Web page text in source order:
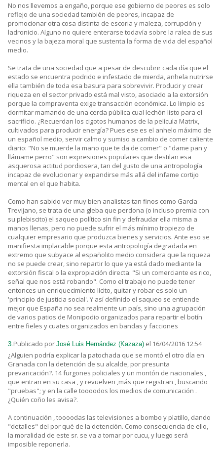
No nos llevemos a engaño, porque ese gobierno de peores es solo
reflejo de una sociedad también de peores, incapaz de
promocionar otra cosa distinta de escoria y maleza, corrupción y
ladronicio. Alguno no quiere enterarse todavía sobre la ralea de sus
vecinos y la bajeza moral que sustenta la forma de vida del español
medio.
Se trata de una sociedad que a pesar de descubrir cada día que el
estado se encuentra podrido e infestado de mierda, anhela nutrirse
ella también de toda esa basura para sobrevivir. Producir y crear
riqueza en el sector privado está mal visto, asociado a la extorsión
porque la compraventa exige transacción económica. Lo limpio es
dormitar mamando de una cerda pública cual lechón listo para el
sacrificio. ¿Recuerdan los cigotos humanos de la película Matrix,
cultivados para producir energía? Pues ese es el anhelo máximo de
un español medio, servir calmo y sumiso a cambio de comer caliente
diario: "No se muerde la mano que te da de comer" o "dame pan y
llámame perro" son expresiones populares que destilan esa
asquerosa actitud pordiosera, tan del gusto de una antropología
incapaz de evolucionar y expandirse más allá del infame cortijo
mental en el que habita.
Como han sabido ver muy bien analistas tan finos como García-
Trevijano, se trata de una gleba que perdona (o incluso premia con
su plebiscito) el saqueo político sin fin y defraudar ella misma a
manos llenas, pero no puede sufrir el más mínimo tropiezo de
cualquier empresario que produzca bienes y servicios. Ante eso se
manifiesta implacable porque esta antropología degradada en
extremo que subyace al españolito medio considera que la riqueza
no se puede crear, sino repartir lo que ya está dado mediante la
extorsión fiscal o la expropiación directa: "Si un comerciante es rico,
señal que nos está robando". Como el trabajo no puede tener
entonces un enriquecimiento lícito, quitar y robar es solo un
'principio de justicia social'. Y así definido el saqueo se entiende
mejor que España no sea realmente un país, sino una agrupación
de varios patios de Monipodio organizados para repartir el botín
entre fieles y cuates organizados en bandas y facciones
3. Publicado por José Luis Hernández (Kazaza) el 16/04/2016 12:54
¿Alguien podría explicar la patochada que se montó el otro día en
Granada con la detención de su alcalde, por presunta
prevaricación?. 14 furgones policiales y un montón de nacionales ,
que entran en su casa , y revuelven ,más que registran , buscando
"pruebas"; y en la calle toooodos los medios de comunicación .
¿Quién coño les avisa?.
A continuación , toooodas las televisiones a bombo y platillo, dando
"detalles" del por qué de la detención. Como consecuencia de ello,
la moralidad de este sr. se va a tomar por cucu, y luego será
imposible reponerla.